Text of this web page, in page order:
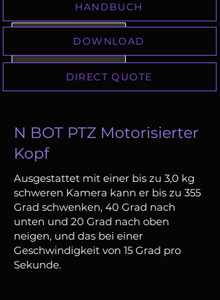
DOWNLOAD
HANDBUCH
DIRECT QUOTE
N BOT PTZ Motorisierter
Kopf
Ausgestattet mit einer bis zu 3,0 kg
schweren Kamera kann er bis zu 355
Grad schwenken, 40 Grad nach
unten und 20 Grad nach oben
neigen, und das bei einer
Geschwindigkeit von 15 Grad pro
Sekunde.